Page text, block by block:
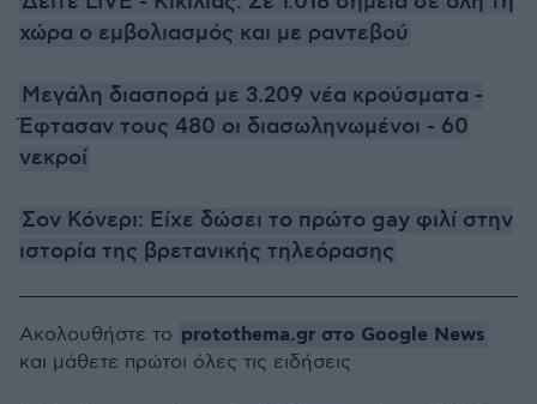
χώρα ο εμβολιασμός και με ραντεβού
Μεγάλη διασπορά με 3.209 νέα κρούσματα -
Έφτασαν τους 480 οι διασωληνωμένοι - 60
νεκροί
Σον Κόνερι: Είχε δώσει το πρώτο gay φιλί στην
ιστορία της βρετανικής τηλεόρασης
Ακολουθήστε το protothema.gr στο Google News
και μάθετε πρώτοι όλες τις ειδήσεις